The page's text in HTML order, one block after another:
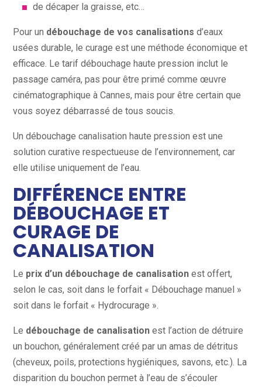
de décaper la graisse, etc…
Pour un débouchage de vos canalisations d’eaux
usées durable, le curage est une méthode économique et
efficace. Le tarif débouchage haute pression inclut le
passage caméra, pas pour être primé comme œuvre
cinématographique à Cannes, mais pour être certain que
vous soyez débarrassé de tous soucis.
Un débouchage canalisation haute pression est une
solution curative respectueuse de l’environnement, car
elle utilise uniquement de l’eau.
DIFFÉRENCE ENTRE
DÉBOUCHAGE ET
CURAGE DE
CANALISATION
Le prix d’un débouchage de canalisation est offert,
selon le cas, soit dans le forfait « Débouchage manuel »
soit dans le forfait « Hydrocurage ».
Le débouchage de canalisation est l’action de détruire
un bouchon, généralement créé par un amas de détritus
(cheveux, poils, protections hygiéniques, savons, etc.). La
disparition du bouchon permet à l’eau de s’écouler